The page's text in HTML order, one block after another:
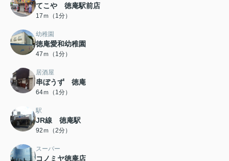
てこや 徳庵駅前店
17ｍ（1分）
幼稚園
徳庵愛和幼稚園
47ｍ（1分）
居酒屋
串ぼうず 徳庵
64ｍ（1分）
駅
JR線 徳庵駅
92ｍ（2分）
スーパー
コノミヤ徳庵店